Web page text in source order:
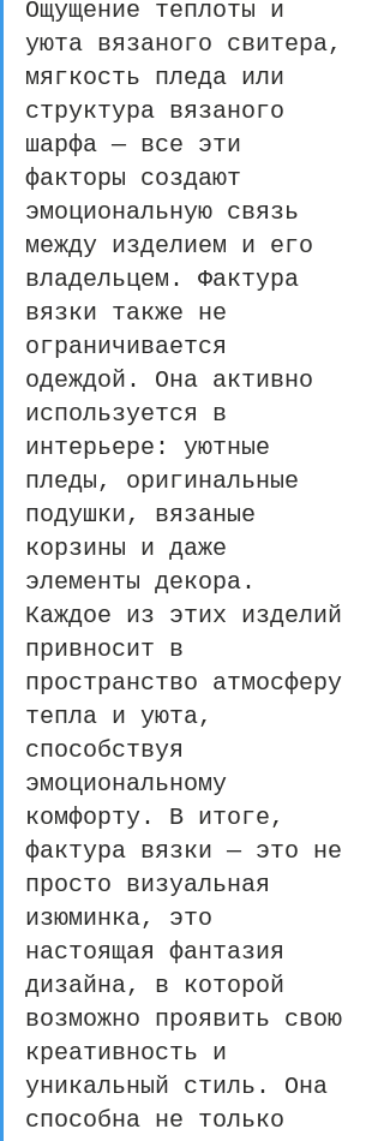
Ощущение теплоты и
уюта вязаного свитера,
мягкость пледа или
структура вязаного
шарфа — все эти
факторы создают
эмоциональную связь
между изделием и его
владельцем. Фактура
вязки также не
ограничивается
одеждой. Она активно
используется в
интерьере: уютные
пледы, оригинальные
подушки, вязаные
корзины и даже
элементы декора.
Каждое из этих изделий
привносит в
пространство атмосферу
тепла и уюта,
способствуя
эмоциональному
комфорту. В итоге,
фактура вязки — это не
просто визуальная
изюминка, это
настоящая фантазия
дизайна, в которой
возможно проявить свою
креативность и
уникальный стиль. Она
способна не только